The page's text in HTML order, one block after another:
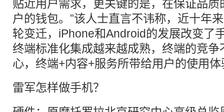
贴近用户需求，更关键的是，在保证品
户的钱包。”该人士直言不讳称，近十年
轮变迁，iPhone和Android的发展改变了
终端标准化集成越来越成熟，终端的竞
心，终端+内容+服务所带给用户的使用
雷军怎样做手机？